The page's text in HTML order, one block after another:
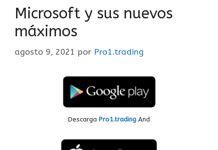
Microsoft y sus nuevos
máximos
agosto 9, 2021 por Pro1.trading
Descarga Pro1.trading And